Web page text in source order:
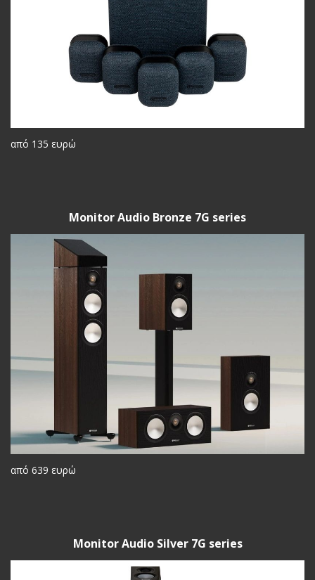
από 135 ευρώ
Monitor Audio Bronze 7G series
από 639 ευρώ
Monitor Audio Silver 7G series